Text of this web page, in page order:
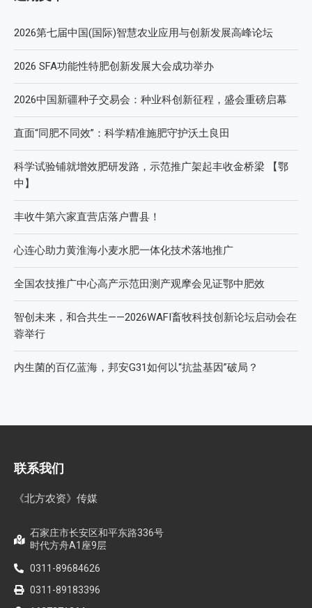
2026第七届中国(国际)智慧农业应用与创新发展高峰论坛
2026 SFA功能性特肥创新发展大会成功举办
2026中国新疆种子交易会：种业科创新征程，盛会重磅启幕
直面“同肥不同效”：科学精准施肥守护沃土良田
科学试验铺就增效肥研发路，示范推广架起丰收金桥梁 【鄂
中】
丰收牛第六家直营店落户曹县！
心连心助力黄淮海小麦水肥一体化技术落地推广
全国农技推广中心高产示范田测产观摩会见证鄂中肥效
智创未来，和合共生——2026WAFI畜牧科技创新论坛启动会在
蓉举行
内生菌的百亿蓝海，邦安G31如何以“抗盐基因”破局？
联系我们
《北方农资》传媒
石家庄市长安区和平东路336号
时代方舟A1座9层
0311-89684626
0311-89183396